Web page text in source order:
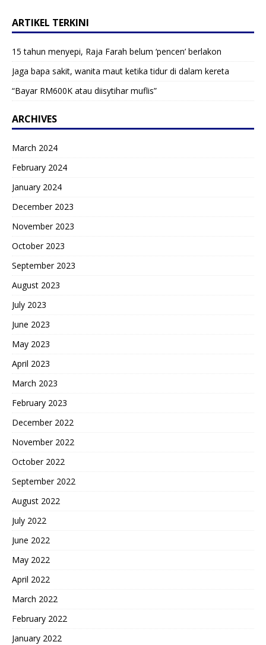
ARTIKEL TERKINI
15 tahun menyepi, Raja Farah belum ‘pencen’ berlakon
Jaga bapa sakit, wanita maut ketika tidur di dalam kereta
“Bayar RM600K atau diisytihar muflis”
ARCHIVES
March 2024
February 2024
January 2024
December 2023
November 2023
October 2023
September 2023
August 2023
July 2023
June 2023
May 2023
April 2023
March 2023
February 2023
December 2022
November 2022
October 2022
September 2022
August 2022
July 2022
June 2022
May 2022
April 2022
March 2022
February 2022
January 2022